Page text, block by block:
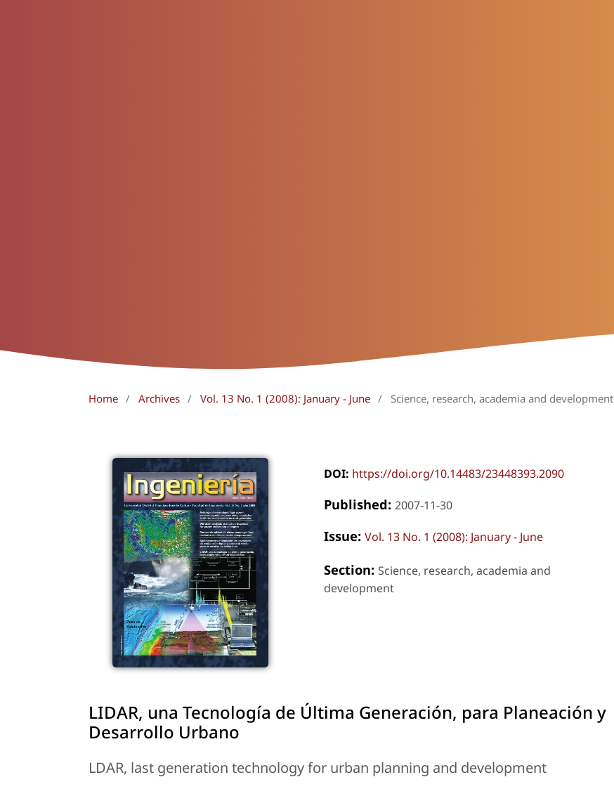
Home / Archives / Vol. 13 No. 1 (2008): January - June / Science, research, academia and development
DOI: https://doi.org/10.14483/23448393.2090
Published: 2007-11-30
Issue: Vol. 13 No. 1 (2008): January - June
Section: Science, research, academia and
development
LIDAR, una Tecnología de Última Generación, para Planeación y
Desarrollo Urbano
LDAR, last generation technology for urban planning and development